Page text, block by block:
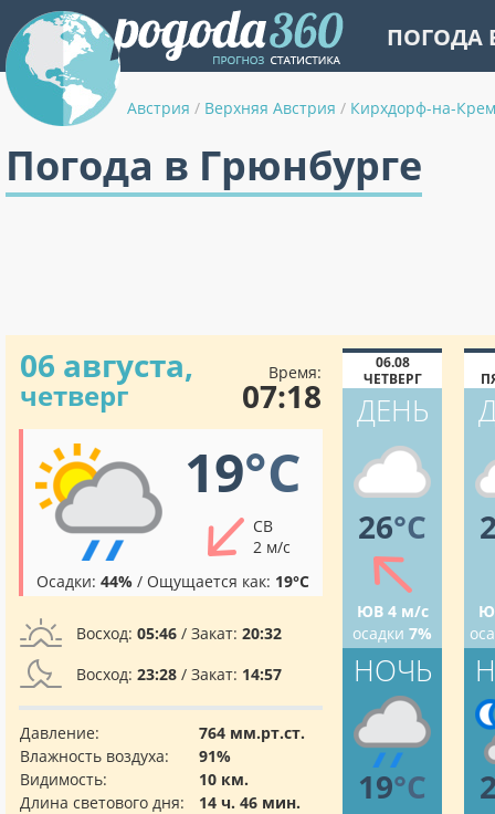
ПОГОДА
Австрия / Верхняя Австрия / Кирхдорф-на-
Погода в Грюнбурге
06 августа,
четверг
Время:
07:18
19°C
СВ
2 м/с
Осадки: 44% / Ощущается как: 19°C
Восход: 05:46 / Закат: 20:32
Восход: 23:28 / Закат: 14:57
Давление:
764 мм.рт.ст.
Влажность воздуха:
91%
Видимость:
10 км.
Длина светового дня:
14 ч. 46 мин.
06.08
ЧЕТВЕРГ
ДЕНЬ
26°C
ЮВ 4 м/с
осадки 7%
НОЧЬ
19°C